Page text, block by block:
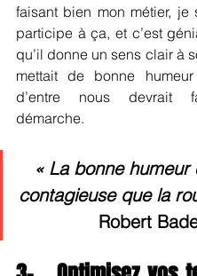
faisant bien mon métier, je
participe à ça, et c’est
qu’il donne un sens clair à
mettait de bonne
d’entre nous devrait
démarche.
« La bonne
contagieuse que la
Robert